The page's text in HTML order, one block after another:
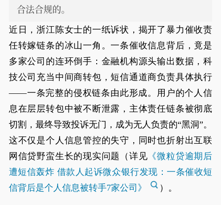
合法合规的。
近日，浙江陈女士的一纸诉状，揭开了暴力催收责
任转嫁链条的冰山一角。一条催收信息背后，竟是
多家公司的连环倒手：金融机构源头输出数据，科
技公司充当中间商转包，短信通道商负责具体执行
——一条完整的侵权链条由此形成。用户的个人信
息在层层转包中被不断泄露，主体责任链条被彻底
切割，最终导致投诉无门，成为无人负责的“黑洞”。
这不仅是个人信息管控的失守，同时也折射出互联
网信贷野蛮生长的现实问题（详见 《微粒贷逾期后
遭短信轰炸 借款人起诉微众银行发现：一条催收短
信背后是个人信息被转手7家公司》
）。